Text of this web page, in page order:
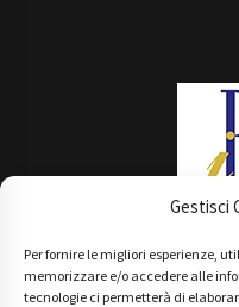
Gestisci
Per fornire le migliori esperienze,
memorizzare e/o accedere alle
tecnologie ci permetterà di
Main Partner